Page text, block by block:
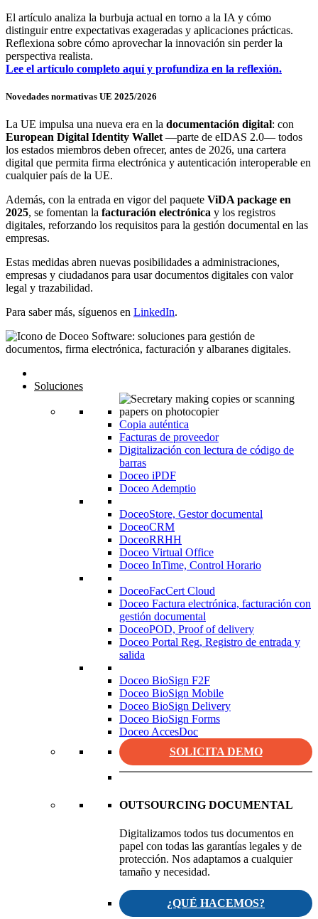
El artículo analiza la burbuja actual en torno a la IA y cómo
distinguir entre expectativas exageradas y aplicaciones prácticas.
Reflexiona sobre cómo aprovechar la innovación sin perder la
perspectiva realista.
Lee el artículo completo aquí y profundiza en la reflexión.
Novedades normativas UE 2025/2026
La UE impulsa una nueva era en la documentación digital: con
European Digital Identity Wallet —parte de eIDAS 2.0— todos
los estados miembros deben ofrecer, antes de 2026, una cartera
digital que permita firma electrónica y autenticación interoperable en
cualquier país de la UE.
Además, con la entrada en vigor del paquete ViDA package en
2025, se fomentan la facturación electrónica y los registros
digitales, reforzando los requisitos para la gestión documental en las
empresas.
Estas medidas abren nuevas posibilidades a administraciones,
empresas y ciudadanos para usar documentos digitales con valor
legal y trazabilidad.
Para saber más, síguenos en LinkedIn.
Soluciones
Copia auténtica
Facturas de proveedor
Digitalización con lectura de código de
barras
Doceo iPDF
Doceo Ademptio
DoceoStore, Gestor documental
DoceoCRM
DoceoRRHH
Doceo Virtual Office
Doceo InTime, Control Horario
DoceoFacCert Cloud
Doceo Factura electrónica, facturación con
gestión documental
DoceoPOD, Proof of delivery
Doceo Portal Reg, Registro de entrada y
salida
Doceo BioSign F2F
Doceo BioSign Mobile
Doceo BioSign Delivery
Doceo BioSign Forms
Doceo AccesDoc
SOLICITA DEMO
OUTSOURCING DOCUMENTAL
Digitalizamos todos tus documentos en
papel con todas las garantías legales y de
protección. Nos adaptamos a cualquier
tamaño y necesidad.
¿QUÉ HACEMOS?